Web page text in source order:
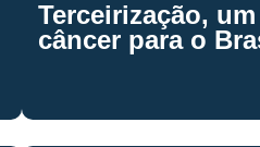
Terceirização, um
câncer para o